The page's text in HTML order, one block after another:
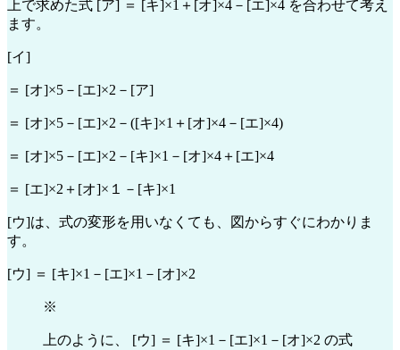
上で求めた式 [ア] ＝ [キ]×1＋[オ]×4－[エ]×4 を合わせて考え
ます。
[イ]
＝ [オ]×5－[エ]×2－[ア]
＝ [オ]×5－[エ]×2－([キ]×1＋[オ]×4－[エ]×4)
＝ [オ]×5－[エ]×2－[キ]×1－[オ]×4＋[エ]×4
＝ [エ]×2＋[オ]×１－[キ]×1
[ウ]は、式の変形を用いなくても、図からすぐにわかりま
す。
[ウ] ＝ [キ]×1－[エ]×1－[オ]×2
※
上のように、 [ウ] ＝ [キ]×1－[エ]×1－[オ]×2 の式